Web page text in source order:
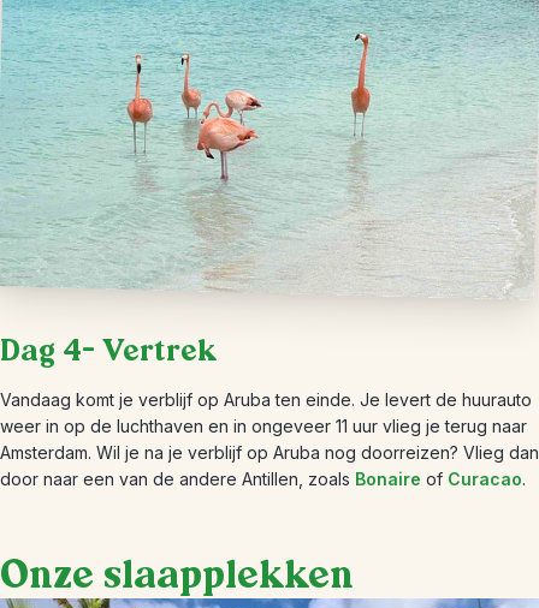
Dag 4- Vertrek
Vandaag komt je verblijf op Aruba ten einde. Je levert de huurauto
weer in op de luchthaven en in ongeveer 11 uur vlieg je terug naar
Amsterdam. Wil je na je verblijf op Aruba nog doorreizen? Vlieg dan
door naar een van de andere Antillen, zoals Bonaire of Curacao.
Onze slaapplekken